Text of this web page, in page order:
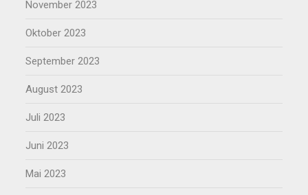
November 2023
Oktober 2023
September 2023
August 2023
Juli 2023
Juni 2023
Mai 2023